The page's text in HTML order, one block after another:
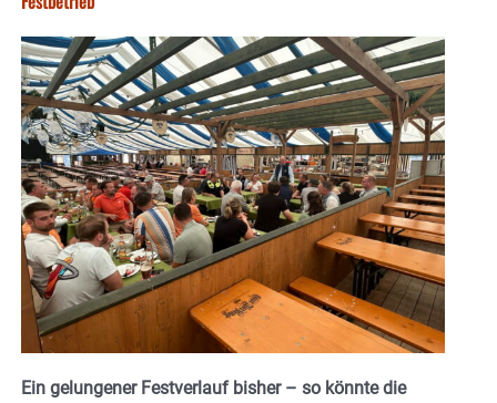
Ein gelungener Festverlauf bisher – so könnte die